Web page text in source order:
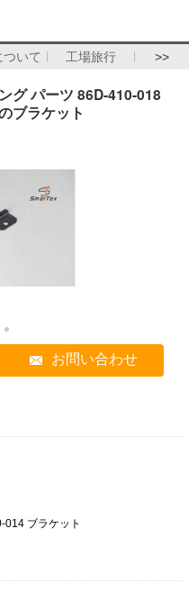
ついて 工場旅行 >>
グ パーツ 86D-410-018
ブラケット
お問い合わせ
ブラケット